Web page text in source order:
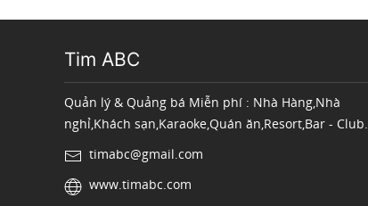
Tim ABC
Quản lý & Quảng bá Miễn phí : Nhà Hàng,Nhà
nghỉ,Khách sạn,Karaoke,Quán ăn,Resort,Bar - Club.
timabc@gmail.com
www.timabc.com